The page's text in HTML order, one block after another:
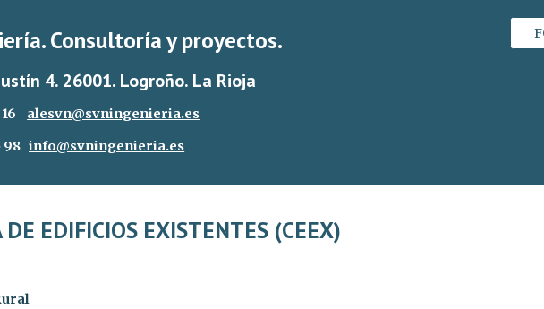
Consultoría y proyectos.
4. 26001. Logroño. La Rioja
16 alesvn@svningenieria.es
98info@svningenieria.es
DE EDIFICIOS EXISTENTES (CEEX)